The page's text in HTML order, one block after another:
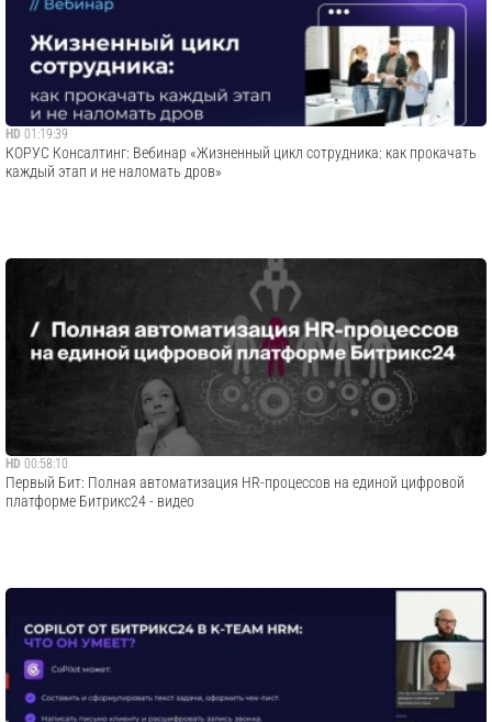
HD 01:19:39
​КОРУС Консалтинг: Вебинар «Жизненный цикл сотрудника: как прокачать
каждый этап и не наломать дров»
HD 00:58:10
Первый Бит: Полная автоматизация HR-процессов на единой цифровой
платформе Битрикс24 - видео